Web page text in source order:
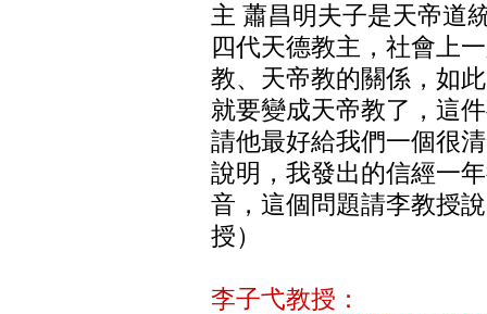
主 蕭昌明夫子是天帝道
四代天德教主，社會上
教、天帝教的關係，如
就要變成天帝教了，這
請他最好給我們一個很
說明，我發出的信經一
音，這個問題請李教授
授）
李子弋教授：